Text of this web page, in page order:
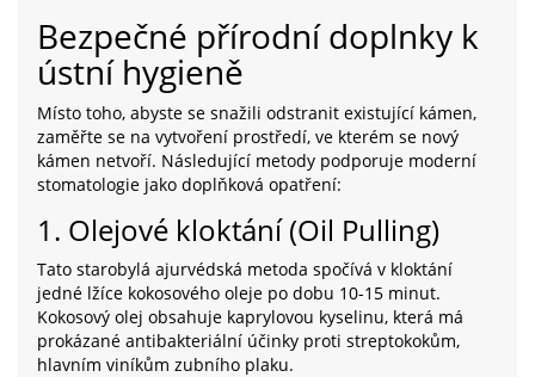
Bezpečné přírodní doplnky k
ústní hygieně
Místo toho, abyste se snažili odstranit existující kámen,
zaměřte se na vytvoření prostředí, ve kterém se nový
kámen netvoří. Následující metody podporuje moderní
stomatologie jako doplňková opatření:
1. Olejové kloktání (Oil Pulling)
Tato starobylá ajurvédská metoda spočívá v kloktání
jedné lžíce kokosového oleje po dobu 10-15 minut.
Kokosový olej obsahuje kaprylovou kyselinu, která má
prokázané antibakteriální účinky proti streptokokům,
hlavním viníkům zubního plaku.